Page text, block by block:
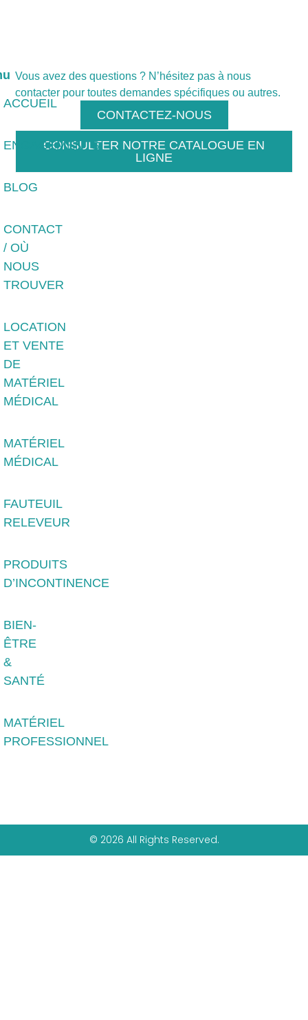
ACCUEIL
ENGAGEMENTS
BLOG
CONTACT
/ OÙ
NOUS
TROUVER
LOCATION
ET VENTE
DE
MATÉRIEL
MÉDICAL
MATÉRIEL
MÉDICAL
FAUTEUIL
RELEVEUR
PRODUITS
D’INCONTINENCE
BIEN-
ÊTRE
&
SANTÉ
MATÉRIEL
PROFESSIONNEL
Vous avez des questions ? N’hésitez pas à nous
contacter pour toutes demandes spécifiques ou autres.
CONTACTEZ-NOUS
CONSULTER NOTRE CATALOGUE EN
LIGNE
© 2026 All Rights Reserved.